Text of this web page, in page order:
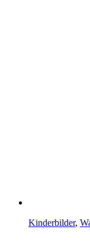
Kinderbilder,